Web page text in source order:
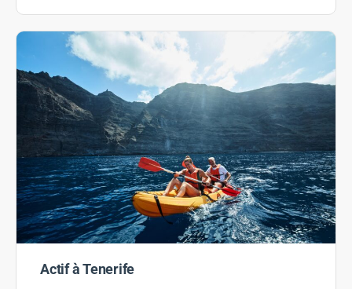
Actif à Tenerife